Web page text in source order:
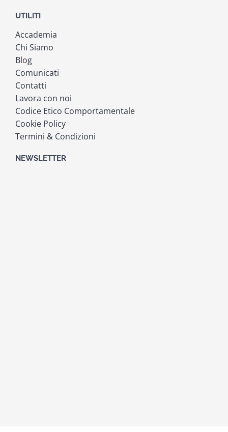
UTILITI
Accademia
Chi Siamo
Blog
Comunicati
Contatti
Lavora con noi
Codice Etico Comportamentale
Cookie Policy
Termini & Condizioni
NEWSLETTER